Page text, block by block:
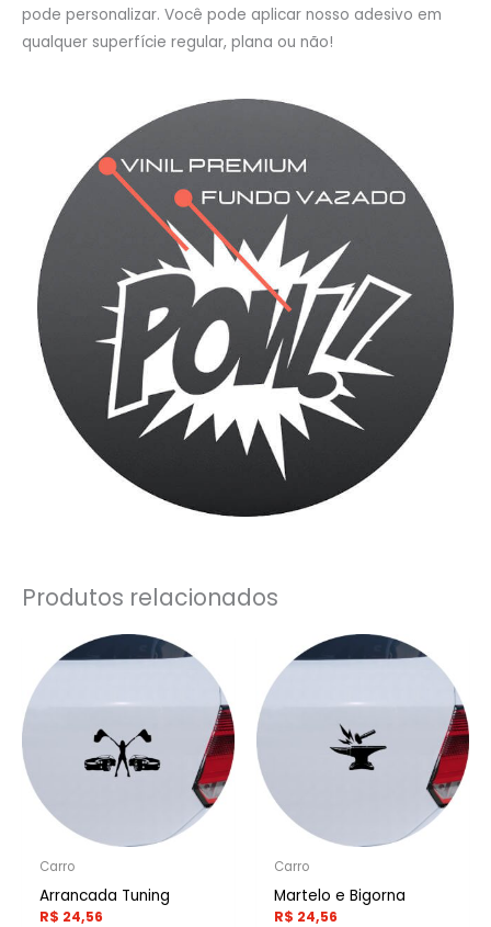
pode personalizar. Você pode aplicar nosso adesivo em
qualquer superfície regular, plana ou não!
Produtos relacionados
Carro
Arrancada Tuning
R$ 24,56
Carro
Martelo e Bigorna
R$ 24,56